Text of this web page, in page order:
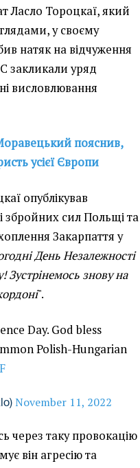
Ласло Тороцкаї, який
у своєму
натяк на відчуження
закликали уряд
висловлювання
пояснив,
усієї Європи
опублікував
збройних сил Польщі та
Закарпаття у
День Незалежності
знову на
".
Day. God bless
Polish-Hungarian
November 11, 2022
через таку провокацію
він агресію та